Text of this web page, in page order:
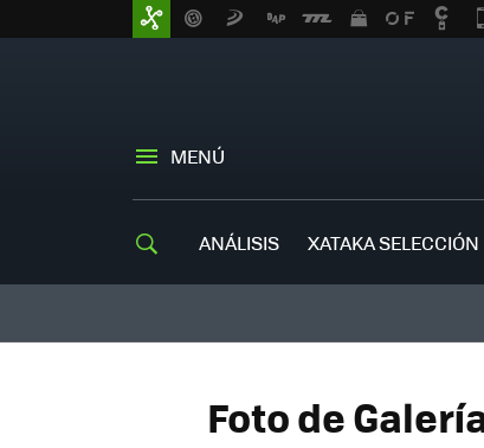
MENÚ
ANÁLISIS XATAKA SELECCIÓN
Foto de